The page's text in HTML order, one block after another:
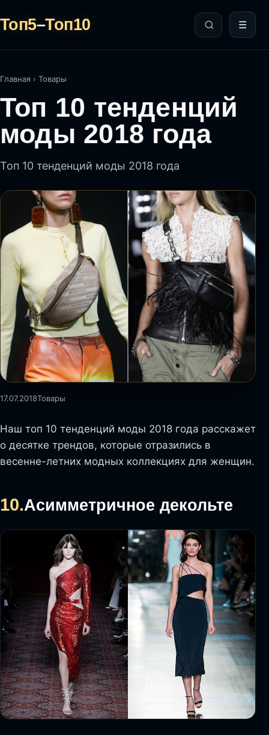
Топ5–Топ10 ☰
Главная › Товары
Топ 10 тенденций
моды 2018 года
Топ 10 тенденций моды 2018 года
17.07.2018Товары
Наш топ 10 тенденций моды 2018 года расскажет
о десятке трендов, которые отразились в
весенне-летних модных коллекциях для женщин.
10.Асимметричное декольте